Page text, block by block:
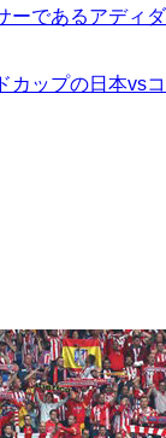
ーであるアディ
ップの日本vs